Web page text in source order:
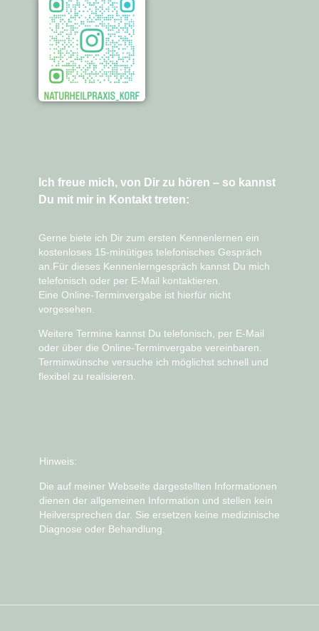
Ich freue mich, von Dir zu hören – so kannst
Du mit mir in Kontakt treten:
Gerne biete ich Dir zum ersten Kennenlernen ein
kostenloses 15-minütiges telefonisches Gespräch
an.Für dieses Kennenlerngespräch kannst Du mich
telefonisch oder per E-Mail kontaktieren.
Eine Online-Terminvergabe ist hierfür nicht
vorgesehen
Weitere Termine kannst Du telefonisch, per E-Mail
oder über die Online-Terminvergabe vereinbaren.
Terminwünsche versuche ich möglichst schnell und
flexibel zu realisieren.
Hinweis:
Die auf meiner Webseite dargestellten Informationen
dienen der allgemeinen Information und stellen kein
Heilversprechen dar. Sie ersetzen keine medizinische
Diagnose oder Behandlung.